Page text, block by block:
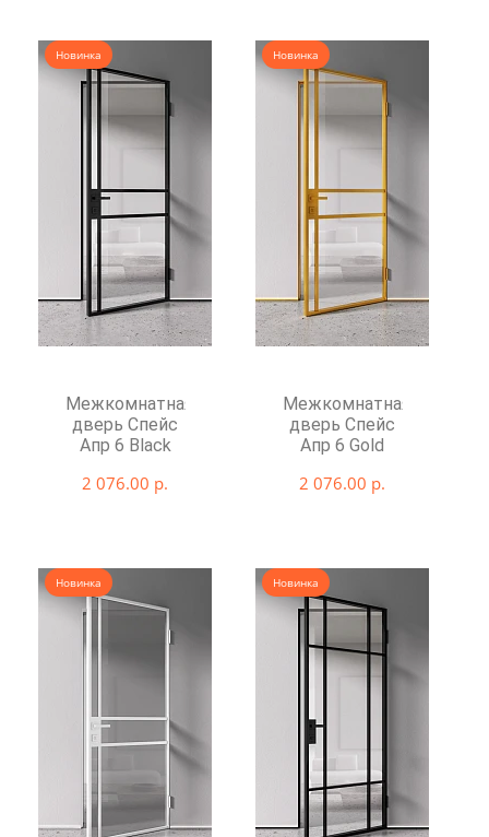
Новинка
Межкомнатная
дверь Спейс
Апр 6 Black
2 076.00 р.
Новинка
Межкомнатная
дверь Спейс
Апр 6 Gold
2 076.00 р.
Новинка Новинка